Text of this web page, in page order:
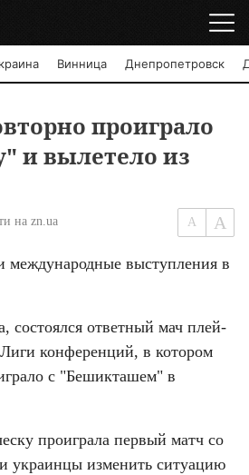
Винница Днепропетровск
проиграло
и вылетело из
на zn.ua
международные выступления в
состоялся ответный мач плей-
конференций, в котором
с "Бешикташем" в
проиграла первый матч со
украинцы изменить ситуацию